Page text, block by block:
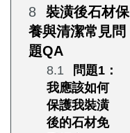
裝潢後石材保
養與清潔常見問
題QA
問題1：
我應該如何
保護我裝潢
後的石材免